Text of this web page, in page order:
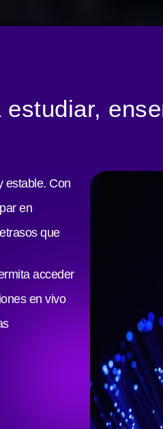
estable. Con
en
que
acceder
en vivo